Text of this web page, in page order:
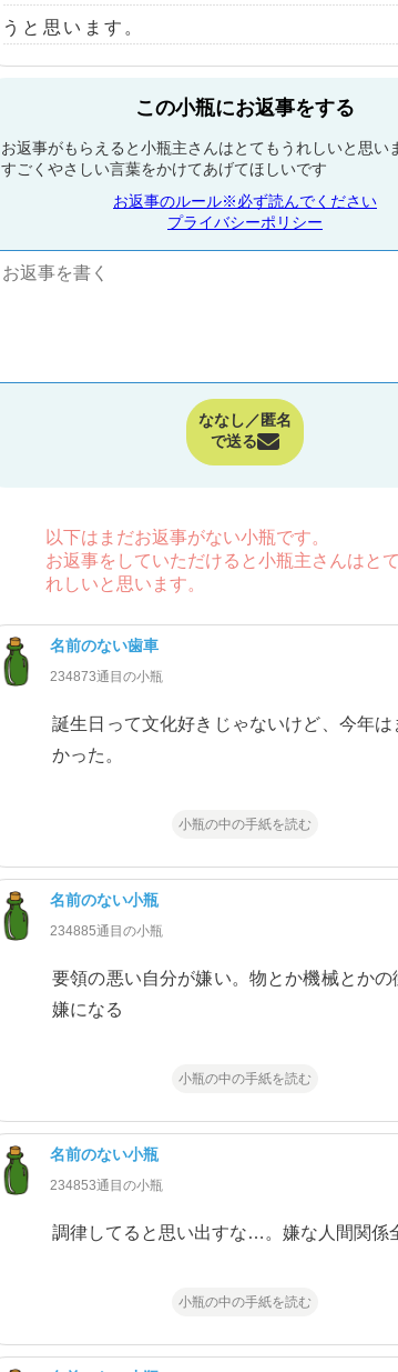
うと思います。
この小瓶にお返事をする
お返事がもらえると小瓶主さんはとてもうれしいと思い
すごくやさしい言葉をかけてあげてほしいです
お返事のルール※必ず読んでください
プライバシーポリシー
ななし／匿名
で送る
以下はまだお返事がない小瓶です。
お返事をしていただけると小瓶主さんはと
れしいと思います。
名前のない歯車
234873通目の小瓶
誕生日って文化好きじゃないけど、今年は
かった。
小瓶の中の手紙を読む
名前のない小瓶
234885通目の小瓶
要領の悪い自分が嫌い。物とか機械とかの
嫌になる
小瓶の中の手紙を読む
名前のない小瓶
234853通目の小瓶
調律してると思い出すな…。嫌な人間関係
小瓶の中の手紙を読む